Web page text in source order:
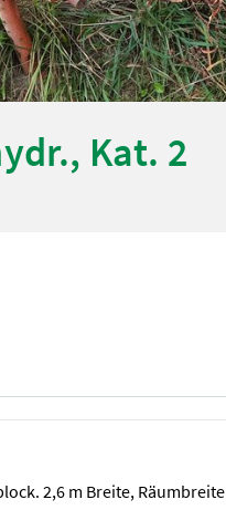
Kat. 2
2,6 m Breite, Räumbreite